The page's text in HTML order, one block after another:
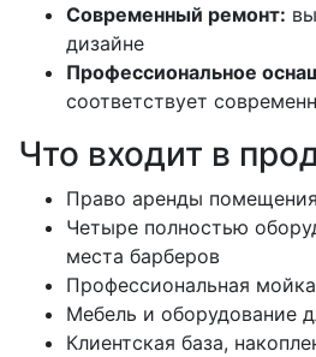
Современный ремонт:
дизайне
Профессиональное
соответствует
Что входит в
Право аренды помещения
Четыре полностью
места барберов
Профессиональная мойка
Мебель и оборудование
Клиентская база,